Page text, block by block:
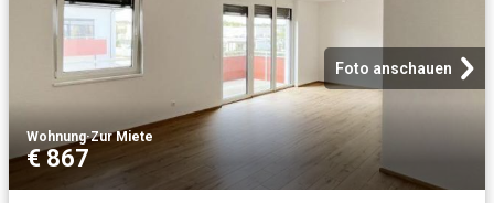
Foto anschauen
Wohnung·Zur Miete
€ 867